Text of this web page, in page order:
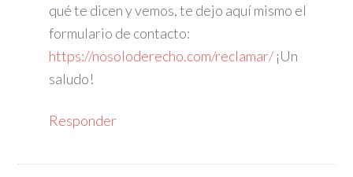
qué te dicen y vemos, te dejo aquí mismo el
formulario de contacto:
https://nosoloderecho.com/reclamar/¡Un
saludo!
Responder